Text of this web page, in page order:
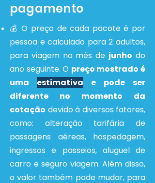
pagamento
💰 O preço de cada pacote é por
pessoa e calculado para 2 adultos,
para viagem no mês de junho do
ano seguinte. O preço mostrado é
uma estimativa e pode ser
diferente no momento da
cotação devido à diversos fatores,
como: alteração tarifária de
passagens aéreas, hospedagem,
ingressos e passeios, aluguel de
carro e seguro viagem. Além disso,
o valor também pode mudar, para